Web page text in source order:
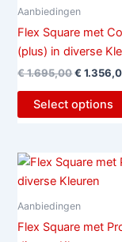
Aanbiedingen
Flex Square met
(plus) in diverse
€1.695,00€
Select options
Aanbiedingen
Flex Square met
was: